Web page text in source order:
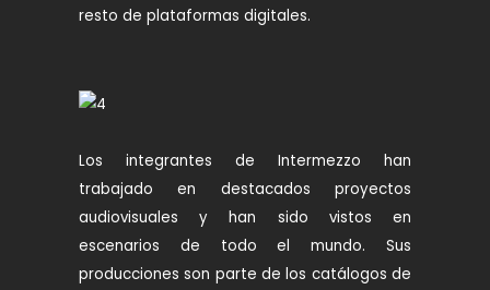
resto de plataformas digitales.
Los integrantes de Intermezzo han
trabajado en destacados proyectos
audiovisuales y han sido vistos en
escenarios de todo el mundo. Sus
producciones son parte de los catálogos de